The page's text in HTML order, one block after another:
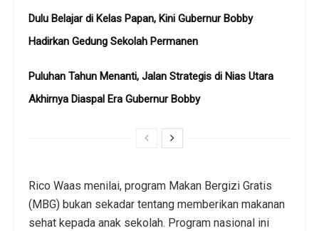
Dulu Belajar di Kelas Papan, Kini Gubernur Bobby
Hadirkan Gedung Sekolah Permanen
Puluhan Tahun Menanti, Jalan Strategis di Nias Utara
Akhirnya Diaspal Era Gubernur Bobby
Rico Waas menilai, program Makan Bergizi Gratis
(MBG) bukan sekadar tentang memberikan makanan
sehat kepada anak sekolah. Program nasional ini